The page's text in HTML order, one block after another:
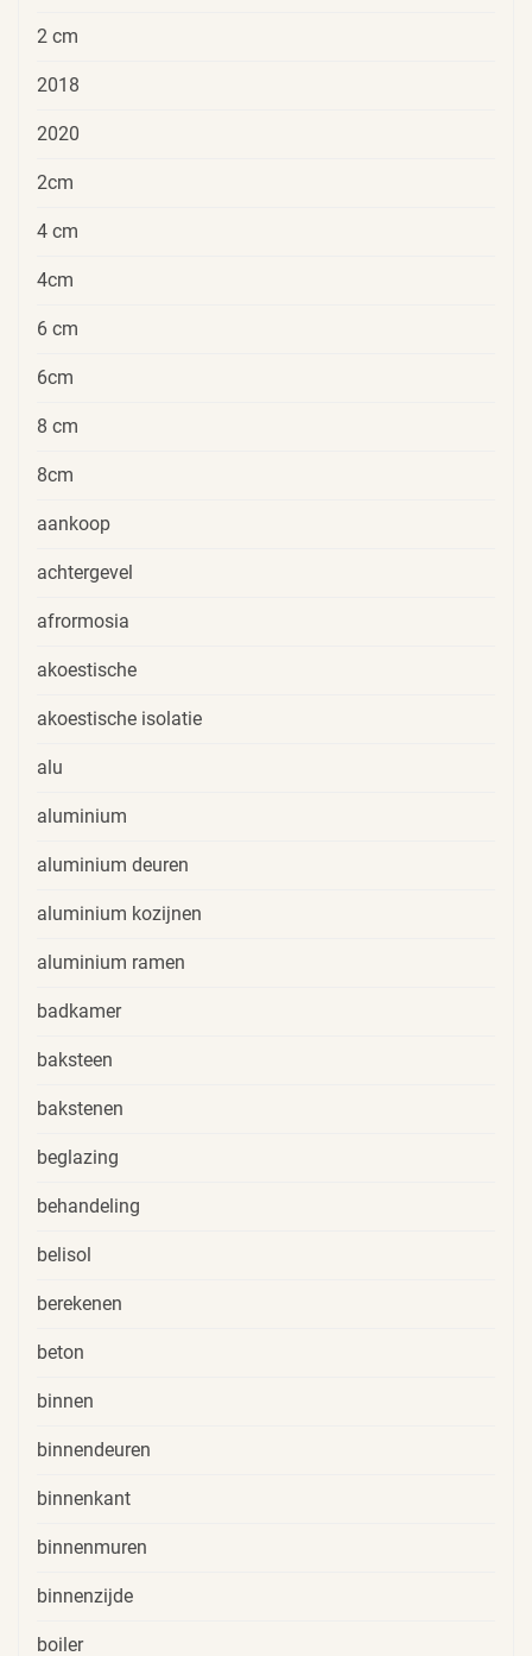
2 cm
2018
2020
2cm
4 cm
4cm
6 cm
6cm
8 cm
8cm
aankoop
achtergevel
afrormosia
akoestische
akoestische isolatie
alu
aluminium
aluminium deuren
aluminium kozijnen
aluminium ramen
badkamer
baksteen
bakstenen
beglazing
behandeling
belisol
berekenen
beton
binnen
binnendeuren
binnenkant
binnenmuren
binnenzijde
boiler